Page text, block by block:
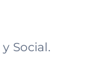
Social.